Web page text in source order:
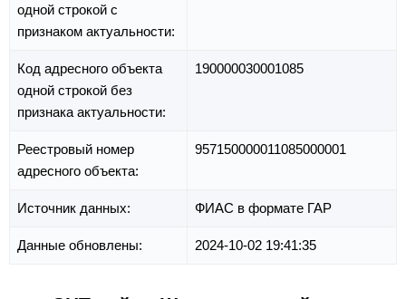
одной строкой с
признаком актуальности:
Код адресного объекта
одной строкой без
признака актуальности:
190000030001085
Реестровый номер
адресного объекта:
957150000011085000001
Источник данных: ФИАС в формате ГАР
Данные обновлены: 2024-10-02 19:41:35